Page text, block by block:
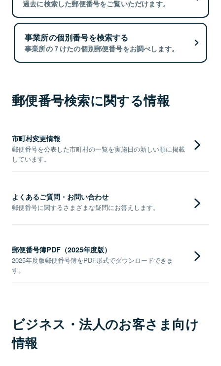
過去に検索した郵便番号をご覧いただけます。
事業所の個別番号を検索する
事業所の７けたの個別郵便番号をお調べします。
郵便番号検索に関する情報
市町村変更情報
郵便番号を公表した市町村の一覧を実施日の新しい順に掲載
しています。
よくあるご質問・お問い合わせ
郵便番号に関するさまざまな疑問にお答えします。
郵便番号簿PDF（2025年度版）
2025年度版郵便番号簿をPDF形式でダウンロードできま
す。
ビジネス・法人のお客さま向け
情報